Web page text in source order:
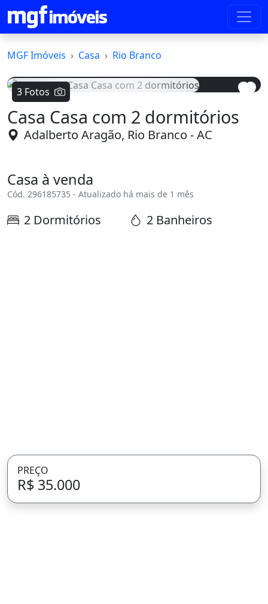
MGF Imóveis Casa Rio Branco
3 Fotos
Voltar
Casa Casa com 2 dormitórios
Adalberto Aragão, Rio Branco - AC
Casa à venda
Cód. 296185735 - Atualizado há mais de 1 mês
2 Dormitórios 2 Banheiros
PREÇO
R$ 35.000